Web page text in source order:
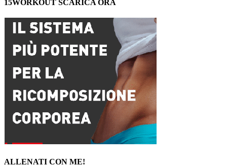
15WORKOUT SCARICA ORA
ALLENATI CON ME!